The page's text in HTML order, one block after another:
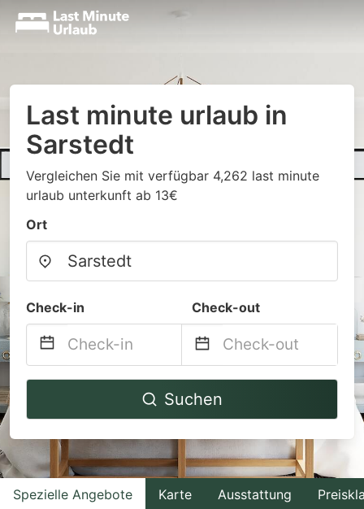
Last minute urlaub in
Sarstedt
Vergleichen Sie mit verfügbar 4,262 last minute
urlaub unterkunft ab 13€
Ort
Check-in Check-out
Navigate
to
interact
with
the
Navigate
to
interact
with
the
Suchen
Spezielle Angebote Karte Ausstattung